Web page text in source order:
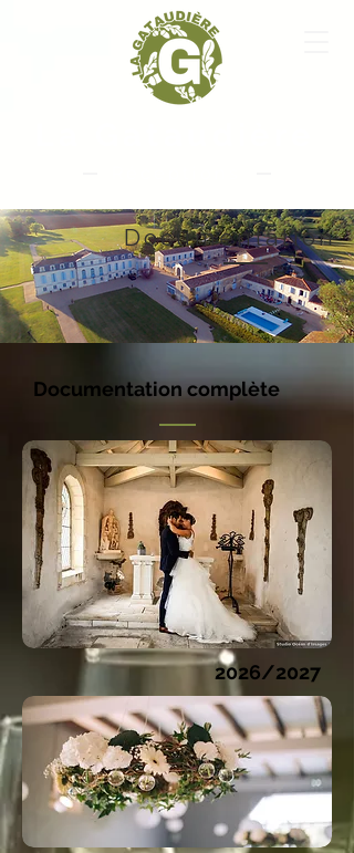
Documentation
Documentation complète
2026/2027